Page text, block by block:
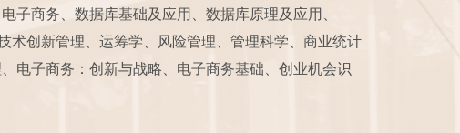
子商务、数据库基础及应用、数据库原理及应用、
术创新管理、运筹学、风险管理、管理科学、商业统计
电子商务：创新与战略、电子商务基础、创业机会识